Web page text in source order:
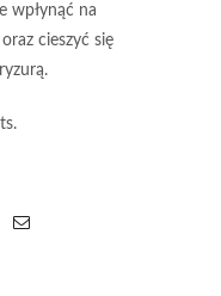
wpłynąć na
cieszyć się